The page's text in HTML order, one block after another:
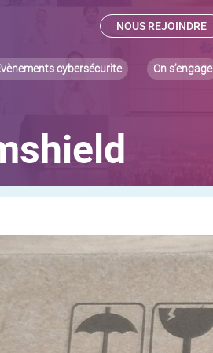
NOUS REJOINDRE
cybersécurite On s’engage